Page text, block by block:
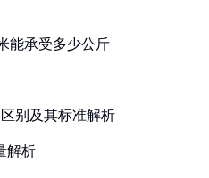
能承受多少公斤
别及其标准解析
解析